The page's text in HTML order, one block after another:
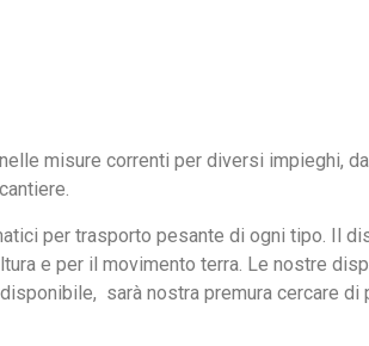
misure correnti per diversi impieghi,
per trasporto pesante di ogni tipo. Il
e per il movimento terra. Le nostre
sarà nostra premura cercare